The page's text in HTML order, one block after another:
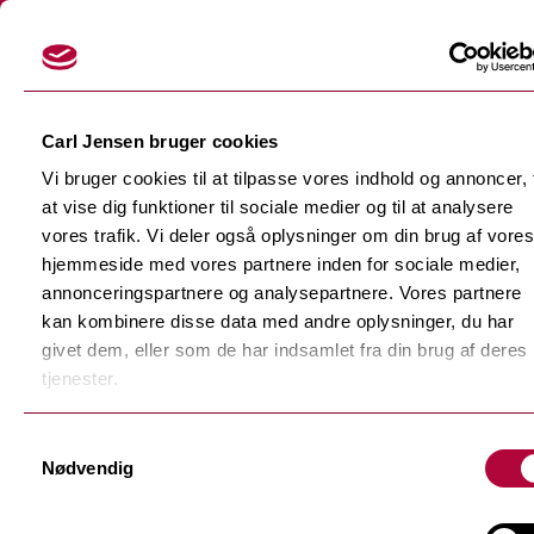
Carl Jensen bruger cookies
Vi bruger cookies til at tilpasse vores indhold og annoncer,
at vise dig funktioner til sociale medier og til at analysere
vores trafik. Vi deler også oplysninger om din brug af vores
hjemmeside med vores partnere inden for sociale medier,
annonceringspartnere og analysepartnere. Vores partnere
kan kombinere disse data med andre oplysninger, du har
givet dem, eller som de har indsamlet fra din brug af deres
tjenester.
Nødvendig
Skærefolier
Tilbage
Dekorationsfolier
Tilbage
Støbte dekorationsfolier
Monomere dekorationsfolie